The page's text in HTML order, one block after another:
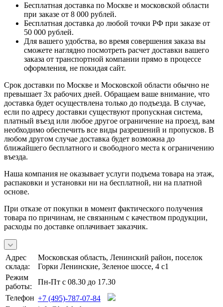
Бесплатная доставка по Москве и московской области
при заказе от 8 000 рублей.
Бесплатная доставка до любой точки РФ при заказе от
50 000 рублей.
Для вашего удобства, во время совершения заказа вы
сможете наглядно посмотреть расчет доставки вашего
заказа от транспортной компании прямо в процессе
оформления, не покидая сайт.
Срок доставки по Москве и Московской области обычно не
превышает 3х рабочих дней. Обращаем ваше внимание, что
доставка будет осуществлена только до подъезда. В случае,
если по адресу доставки существуют пропускная система,
платный въезд или любое другое ограничение на проезд, вам
необходимо обеспечить все виды разрешений и пропусков. В
любом другом случае доставка будет возможна до
ближайшего бесплатного и свободного места к ограничению
въезда.
Наша компания не оказывает услуги подъема товара на этаж,
распаковки и установки ни на бесплатной, ни на платной
основе.
При отказе от покупки в момент фактического получения
товара по причинам, не связанным с качеством продукции,
расходы по доставке оплачивает заказчик.
Адрес
склада:
Московская область, Ленинский район, поселок
Горки Ленинские, Зеленое шоссе, 4 с1
Режим
работы:
Пн-Пт с 08.30 до 17.30
Телефон +7 (495)-787-07-84